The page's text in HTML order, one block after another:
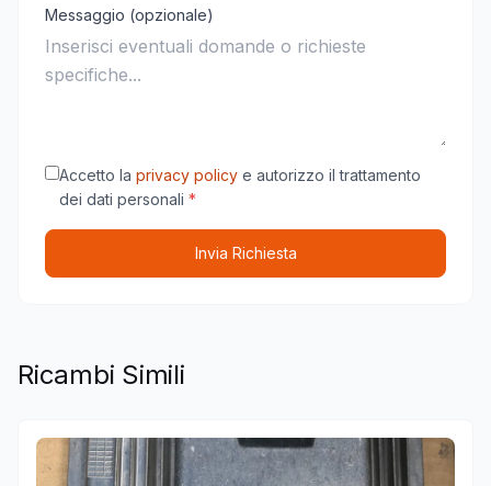
Messaggio (opzionale)
Accetto la privacy policy e autorizzo il trattamento
dei dati personali *
Invia Richiesta
Ricambi Simili